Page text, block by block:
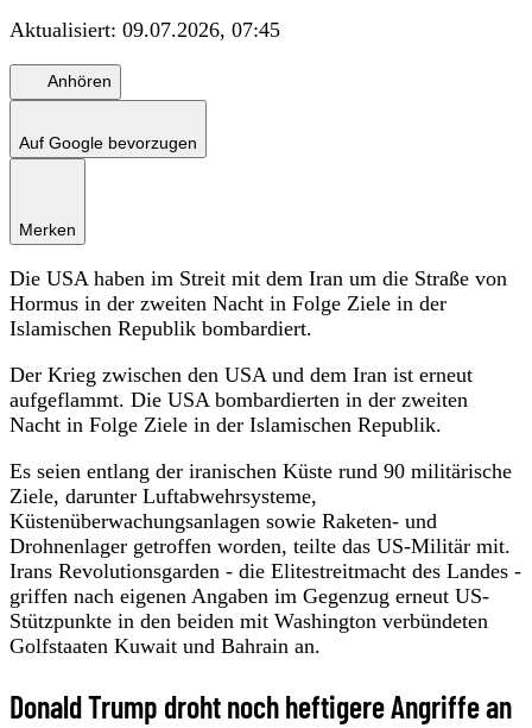
Aktualisiert: 09.07.2026, 07:45
Anhören
Auf Google bevorzugen
Merken
Die USA haben im Streit mit dem Iran um die Straße von
Hormus in der zweiten Nacht in Folge Ziele in der
Islamischen Republik bombardiert.
Der Krieg zwischen den USA und dem Iran ist erneut
aufgeflammt. Die USA bombardierten in der zweiten
Nacht in Folge Ziele in der Islamischen Republik.
Es seien entlang der iranischen Küste rund 90 militärische
Ziele, darunter Luftabwehrsysteme,
Küstenüberwachungsanlagen sowie Raketen- und
Drohnenlager getroffen worden, teilte das US-Militär mit.
Irans Revolutionsgarden - die Elitestreitmacht des Landes -
griffen nach eigenen Angaben im Gegenzug erneut US-
Stützpunkte in den beiden mit Washington verbündeten
Golfstaaten Kuwait und Bahrain an.
Donald Trump droht noch heftigere Angriffe an